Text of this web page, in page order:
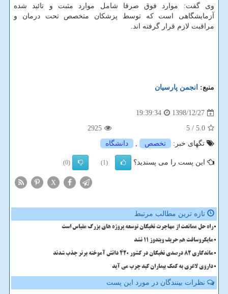
وی گفت: موارد فوق صرفا شامل موارد مثبت و تائید شده
آزمایشگاهی است كه توسط پزشكان متخصص تحت درمان و
مراقبت لازم قرار گرفته اند.
منبع: انجمن پارسیان
1398/12/27
19:39:34
5.0
/ 5
2925
تگهای خبر:
تخصص , دانشگاه
این پست را می پسندید؟ (1)
(0)
X
تازه ترین مطالب مرتبط
راه حل ممانعت از مهاجرت نخبگان توسعه پروژه های بزرگ مقیاس است
مایکروسافت هم حریف ویندوز 11 نشد
ماندگاری 82 درصدی نخبگان در کشور 420 دانش آموخته برتر جذب شدند
داروی لاغری به کمک بیماران کبد چرب می آید
نظرات بینندگان در مورد این پست